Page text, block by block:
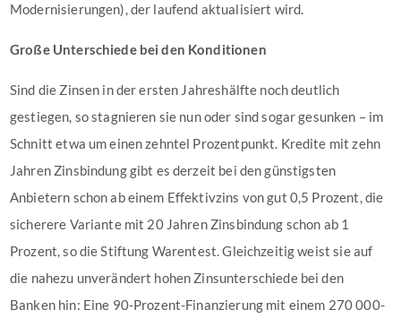
Modernisierungen), der laufend aktualisiert wird.
Große Unterschiede bei den Konditionen
Sind die Zinsen in der ersten Jahreshälfte noch deutlich
gestiegen, so stagnieren sie nun oder sind sogar gesunken – im
Schnitt etwa um einen zehntel Prozentpunkt. Kredite mit zehn
Jahren Zins­bindung gibt es derzeit bei den güns­tigsten
Anbietern schon ab einem Effektivzins von gut 0,5 Prozent, die
sicherere Variante mit 20 Jahren Zins­bindung schon ab 1
Prozent, so die Stiftung Warentest. Gleichzeitig weist sie auf
die nahezu unverändert hohen Zinsunterschiede bei den
Banken hin: Eine 90-Prozent-Finanzierung mit einem 270 000-